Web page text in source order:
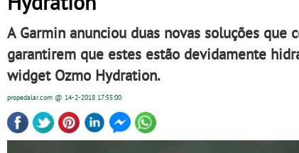
A Garmin anunciou duas novas soluções
garantirem que estes estão devidamente
widget Ozmo Hydration.
propedalar.com @ 14-2-2018 17:55:00